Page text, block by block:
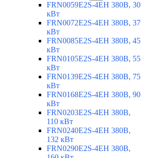
FRN0059E2S-4EH 380В, 30
кВт
FRN0072E2S-4EH 380В, 37
кВт
FRN0085E2S-4EH 380В, 45
кВт
FRN0105E2S-4EH 380В, 55
кВт
FRN0139E2S-4EH 380В, 75
кВт
FRN0168E2S-4EH 380В, 90
кВт
FRN0203E2S-4EH 380В,
110 кВт
FRN0240E2S-4EH 380В,
132 кВт
FRN0290E2S-4EH 380В,